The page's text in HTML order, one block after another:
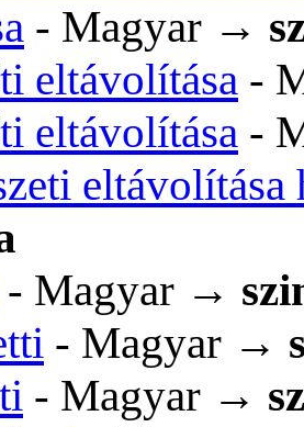
- Magyar →
eltávolítása -
eltávolítása -
eltávolítása
- Magyar →
- Magyar →
- Magyar →